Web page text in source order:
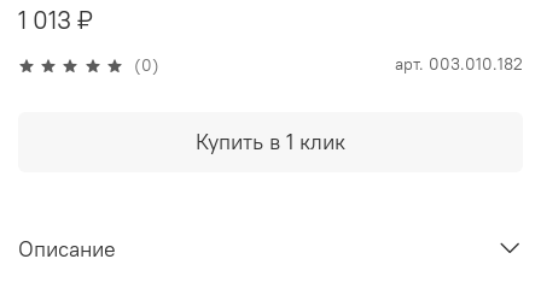
(0) арт. 003.010.182
1 013 ₽
Купить в 1 клик
Описание